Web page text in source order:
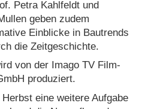
Petra Kahlfeldt und
geben zudem
Einblicke in Bautrends
die Zeitgeschichte.
von der Imago TV Film-
produziert.
eine weitere Aufgabe